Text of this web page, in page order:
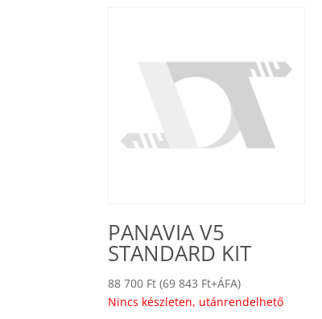
PANAVIA V5
STANDARD KIT
88 700 Ft (69 843 Ft+ÁFA)
Nincs készleten, utánrendelhető